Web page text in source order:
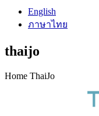
English
ภาษาไทย
thaijo
Home ThaiJo